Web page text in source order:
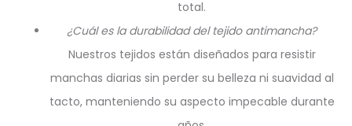
total.
¿Cuál es la durabilidad del tejido antimancha?
Nuestros tejidos están diseñados para resistir
manchas diarias sin perder su belleza ni suavidad al
tacto, manteniendo su aspecto impecable durante